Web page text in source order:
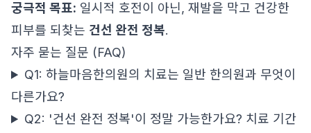
궁극적 목표: 일시적 호전이 아닌, 재발을 막고 건강한
피부를 되찾는 건선 완전 정복.
자주 묻는 질문 (FAQ)
Q1: 하늘마음한의원의 치료는 일반 한의원과 무엇이
다른가요?
Q2: '건선 완전 정복'이 정말 가능한가요? 치료 기간